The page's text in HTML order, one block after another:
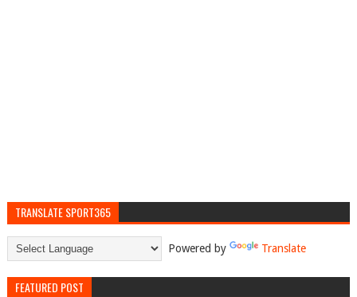
TRANSLATE SPORT365
Powered by Translate
FEATURED POST